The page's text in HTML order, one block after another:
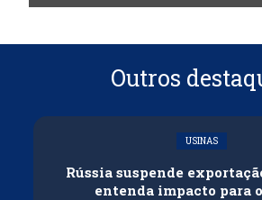
Outros
USINAS
Rússia suspende
entenda impacto para